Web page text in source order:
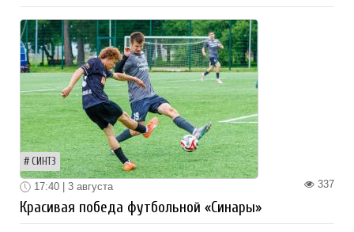
СИНТЗ
337
17:40 | 3 августа
Красивая победа футбольной «Синары»